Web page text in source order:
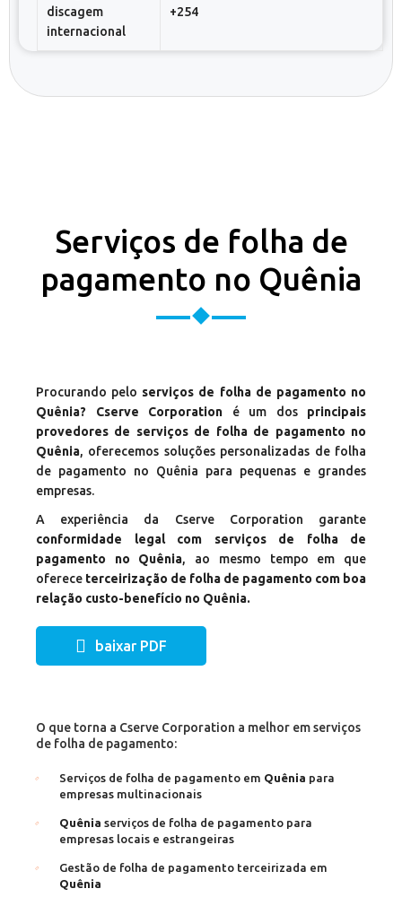
discagem
internacional
+254
Serviços de folha de
pagamento no Quênia
Procurando pelo serviços de folha de pagamento no
Quênia? Cserve Corporation é um dosprincipais
provedores de serviços de folha de pagamento no
Quênia, oferecemos soluções personalizadas de folha
de pagamento no Quênia para pequenas e grandes
empresas.
A experiência da Cserve Corporation garante
conformidade legal com serviços de folha de
pagamento no Quênia, ao mesmo tempo em que
oferece terceirização de folha de pagamento com boa
relação custo-benefício no Quênia.
baixar PDF
O que torna a Cserve Corporation a melhor em serviços
de folha de pagamento:
Serviços de folha de pagamento em Quênia para
empresas multinacionais
Quênia serviços de folha de pagamento para
empresas locais e estrangeiras
Gestão de folha de pagamento terceirizada em
Quênia